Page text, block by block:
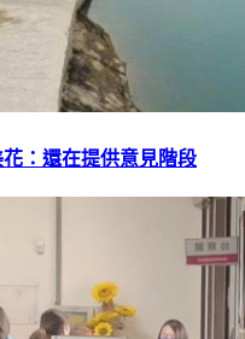
：還在提供意見階段